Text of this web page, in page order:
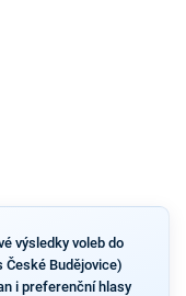
výsledky voleb do
Budějovice)
i preferenční hlasy